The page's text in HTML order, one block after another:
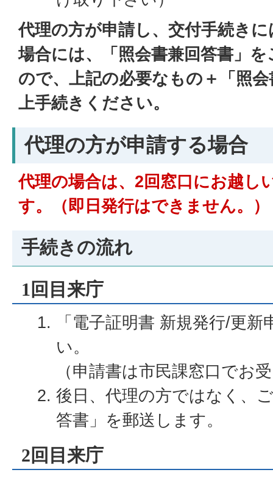
代理の方が申請し、交付手続き
場合には、「照会書兼回答書」
ので、上記の必要なもの＋「照
上手続きください。
代理の方が申請する場合
代理の場合は、2回窓口にお越し
す。（即日発行はできません。）
手続きの流れ
1回目来庁
「電子証明書 新規発行/更
い。
（申請書は市民課窓口でお
後日、代理の方ではなく、
答書」を郵送します。
2回目来庁